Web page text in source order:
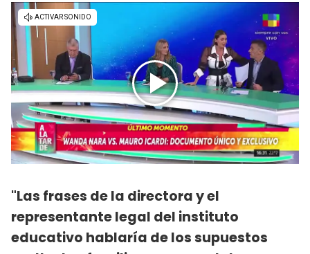
"Las frases de la directora y el
representante legal del instituto
educativo hablaría de los supuestos